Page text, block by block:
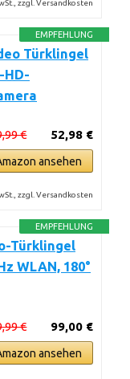
zzgl. Versandkosten
EMPFEHLUNG
Türklingel
HD-
52,98 €
€
ansehen
zzgl. Versandkosten
EMPFEHLUNG
Türklingel
WLAN, 180°
99,00 €
€
ansehen